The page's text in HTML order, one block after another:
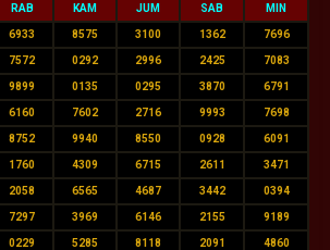
RAB KAM JUM SAB MIN
6933 8575 3100 1362 7696
7572 0292 2996 2425 7083
9899 0135 0295 3870 6791
6160 7602 2716 9993 7698
8752 9940 8550 0928 6091
1760 4309 6715 2611 3471
2058 6565 4687 3442 0394
7297 3969 6146 2155 9189
0229 5285 8118 2091 4860